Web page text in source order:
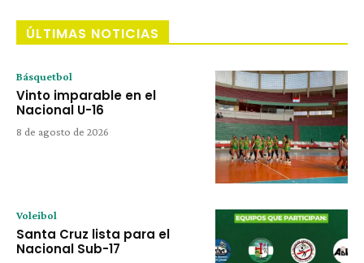
ÚLTIMAS NOTICIAS
Básquetbol
Vinto imparable en el
Nacional U-16
8 de agosto de 2026
Voleibol
Santa Cruz lista para el
Nacional Sub-17